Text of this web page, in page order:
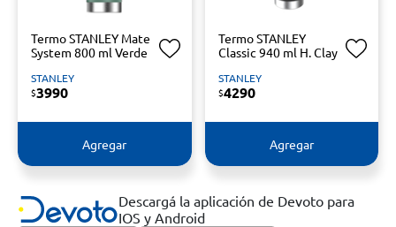
Termo STANLEY Mate
System 800 ml Verde
STANLEY
$3990
Agregar
Termo STANLEY
Classic 940 ml H. Clay
STANLEY
$4290
Agregar
Descargá la aplicación de Devoto para
IOS y Android